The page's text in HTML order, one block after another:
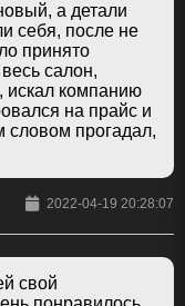
а детали
себя, после не
принято
салон,
искал компанию
на прайс и
словом прогадал,
2022-04-19 20:28:07
свой